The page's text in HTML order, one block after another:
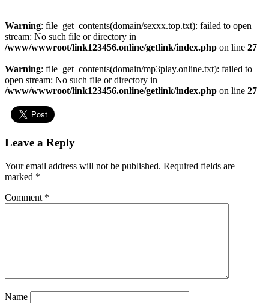
Warning: file_get_contents(domain/sexxx.top.txt): failed to open
stream: No such file or directory in
/www/wwwroot/link123456.online/getlink/index.php on line 27
Warning: file_get_contents(domain/mp3play.online.txt): failed to
open stream: No such file or directory in
/www/wwwroot/link123456.online/getlink/index.php on line 27
Leave a Reply
Your email address will not be published. Required fields are
marked *
Comment *
Name